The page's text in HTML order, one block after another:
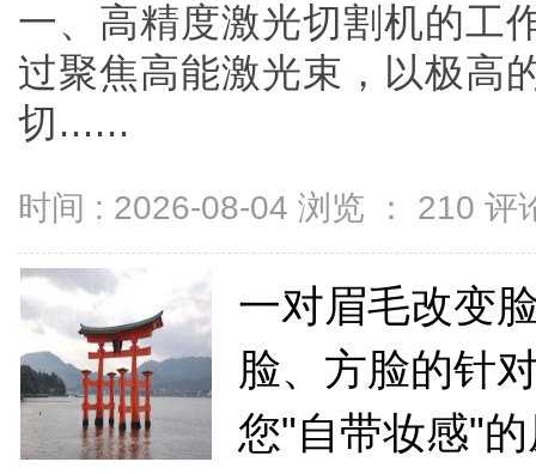
一、高精度激光切割机的工
过聚焦高能激光束，以极高
切......
时间 : 2026-08-04 浏览 ： 210 评
一对眉毛改变
脸、方脸的针
您"自带妆感"